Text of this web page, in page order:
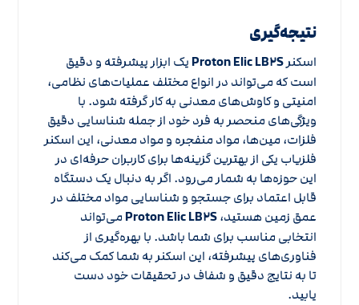
نتیجه‌گیری
اسکنرProton Elic LB۲S یک ابزار پیشرفته و دقیق
است که می‌تواند در انواع مختلف عملیات‌های نظامی،
امنیتی و کاوش‌های معدنی به کار گرفته شود. با
ویژگی‌های منحصر به فرد خود از جمله شناسایی دقیق
فلزات، مین‌ها، مواد منفجره و مواد معدنی، این اسکنر
فلزیاب یکی از بهترین گزینه‌ها برای کاربران حرفه‌ای در
این حوزه‌ها به شمار می‌رود. اگر به دنبال یک دستگاه
قابل اعتماد برای جستجو و شناسایی مواد مختلف در
عمق زمین هستید،Proton Elic LB۲S می‌تواند
انتخابی مناسب برای شما باشد. با بهره‌گیری از
فناوری‌های پیشرفته، این اسکنر به شما کمک می‌کند
تا به نتایج دقیق و شفاف در تحقیقات خود دست
یابید.